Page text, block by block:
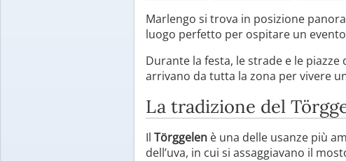
Marlengo si trova in posizione
luogo perfetto per ospitare un
Durante la festa, le strade e le
arrivano da tutta la zona per vivere
La tradizione del
Il Törggelen è una delle usanze più
dell’uva, in cui si assaggiavano il